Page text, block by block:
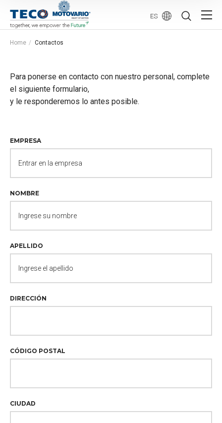
ES
Home Contactos
Para ponerse en contacto con nuestro personal, complete
el siguiente formulario,
y le responderemos lo antes posible.
EMPRESA
NOMBRE
APELLIDO
DIRECCIÓN
CÓDIGO POSTAL
CIUDAD